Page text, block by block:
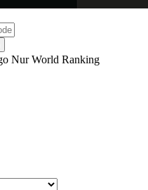
Nur World Ranking